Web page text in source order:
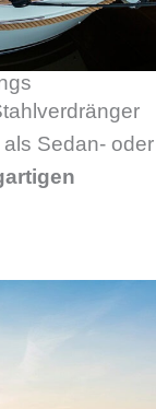
Sedan- oder